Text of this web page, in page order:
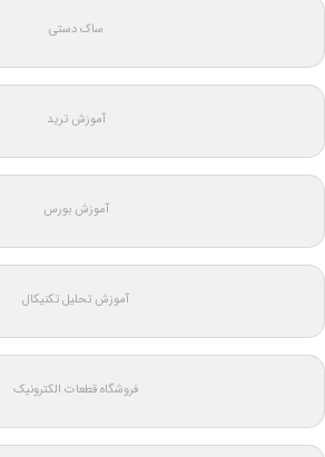
ساک دستی
آموزش ترید
آموزش بورس
آموزش تحلیل تکنیکال
فروشگاه قطعات الکترونیک